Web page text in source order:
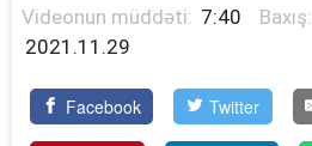
Videonun müddəti: 7:40 Baxış:
2021.11.29
Facebook Twitter